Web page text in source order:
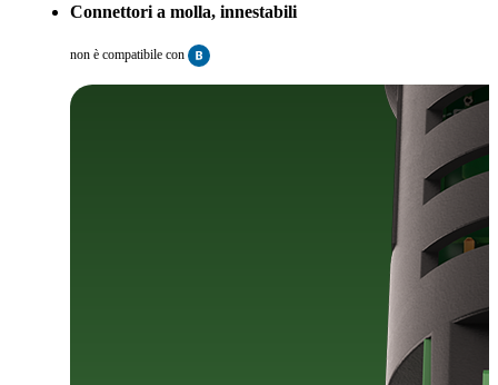
Connettori a molla, innestabili
non è compatibile con